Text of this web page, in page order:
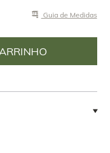
Guia de Medidas